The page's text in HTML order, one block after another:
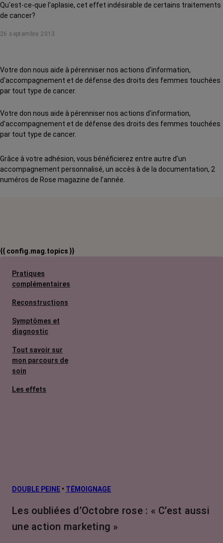
Qu'est-ce-que l'aplasie, cet effet indésirable de certains traitements
de cancer?
26 septembre 2013
Votre don nous aide à pérenniser nos actions d'information,
d'accompagnement et de défense des droits des femmes touchées
par tout type de cancer.
Votre don nous aide à pérenniser nos actions d'information,
d'accompagnement et de défense des droits des femmes touchées
par tout type de cancer.
Grâce à votre adhésion, vous bénéficierez entre autre d’un
accompagnement personnalisé, un accès à de la documentation, 2
numéros de Rose magazine de l’année.
{{ config.mag.topics }}
Pratiques
complémentaires
Reconstructions
Symptômes et
diagnostic
Tout savoir sur
mon parcours de
soin
Les effets
L’après cancer
Traitements
contre le cancer
DOUBLE PEINE • TÉMOIGNAGE
Les oubliées d’Octobre rose : « C’est aussi
une action marketing »